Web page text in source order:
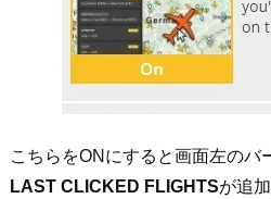
こちらをONにすると画面左のバ
LAST CLICKED FLIGHTSが追